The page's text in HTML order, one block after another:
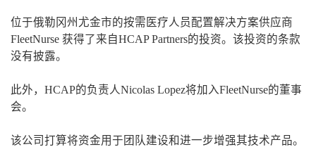
位于俄勒冈州尤金市的按需医疗人员配置解决方案供应商
FleetNurse 获得了来自HCAP Partners的投资。该投资的条款
没有披露。
此外，HCAP的负责人Nicolas Lopez将加入FleetNurse的董事
会。
该公司打算将资金用于团队建设和进一步增强其技术产品。